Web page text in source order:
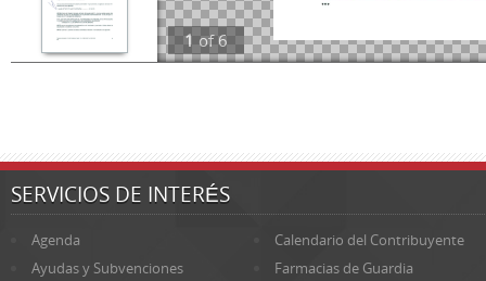
1 of6
SERVICIOS DE INTERÉS
Agenda
Calendario del Contribuyente
Ayudas y Subvenciones
Farmacias de Guardia